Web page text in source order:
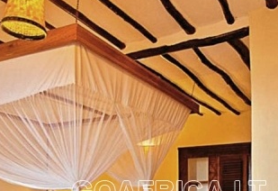
Sand Island Resort / Zanzibaras